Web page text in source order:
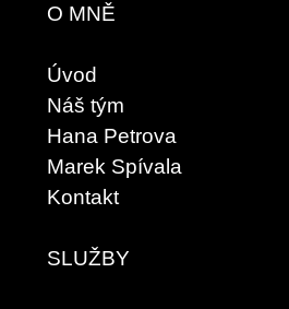
O MNĚ
Úvod
Náš tým
Hana Petrova
Marek Spívala
Kontakt
SLUŽBY